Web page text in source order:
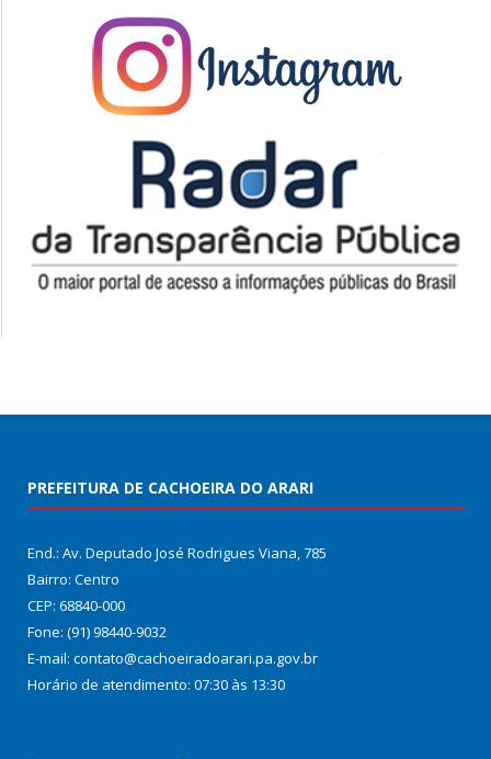
PREFEITURA DE CACHOEIRA DO ARARI
End.: Av. Deputado José Rodrigues Viana, 785
Bairro: Centro
CEP: 68840-000
Fone: (91) 98440-9032
E-mail: contato@cachoeiradoarari.pa.gov.br
Horário de atendimento: 07:30 às 13:30